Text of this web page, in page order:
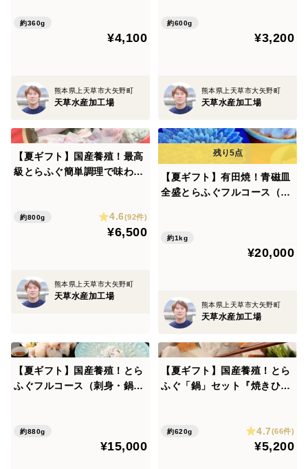
さい。
※画像はイメージです。
〜ブランド“吉宝®ふぐ”紹介〜
約360g
¥4,100
熊本県上天草市大矢野町
天草水産加工場
《AMAUSA SOUP CAMP》
ギフト プレゼント 誕生日 お
約600g
¥3,200
熊本県上天草市大矢野町
天草水産加工場
【夏ギフト】国産養殖！最高
級とらふぐ簡単調理で味わえ
約800g 4.6(92件)
¥6,500
熊本県上天草市大矢野町
天草水産加工場
【夏ギフト】有田焼！青磁皿
全盛とらふぐフルコース（刺
ろし付き』プレゼント お祝い
誕生日 お歳暮 お中元 自分用
約1kg
¥20,000
熊本県上天草市大矢野町
天草水産加工場
【夏ギフト】国産養殖！とら
ふぐフルコース（刺身・鍋セ
き』プレゼント お祝い 誕生
日 お歳暮 お中元 自分用 のし
約880g
¥15,000
【夏ギフト】国産養殖！とら
ふぐ「鍋」セット『焼きひれ
い 誕生日 お歳暮 お中元 自分
約620g 4.7(66件)
¥5,200